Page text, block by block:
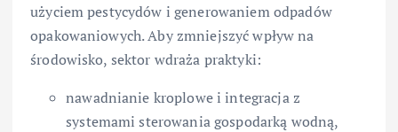
użyciem pestycydów i generowaniem odpadów
opakowaniowych. Aby zmniejszyć wpływ na
środowisko, sektor wdraża praktyki:
nawadnianie kroplowe i integracja z
systemami sterowania gospodarką wodną,